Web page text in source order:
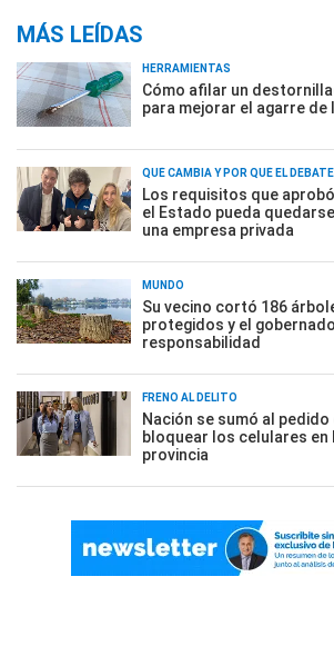
MÁS LEÍDAS
HERRAMIENTAS
Cómo afilar un
para mejorar el agarre
QUÉ CAMBIA Y POR QUÉ EL DEBATE
Los requisitos que
el Estado pueda
una empresa privada
MUNDO
Su vecino cortó 186
protegidos y el
responsabilidad
FRENO AL DELITO
Nación se sumó al
bloquear los celulares en
provincia